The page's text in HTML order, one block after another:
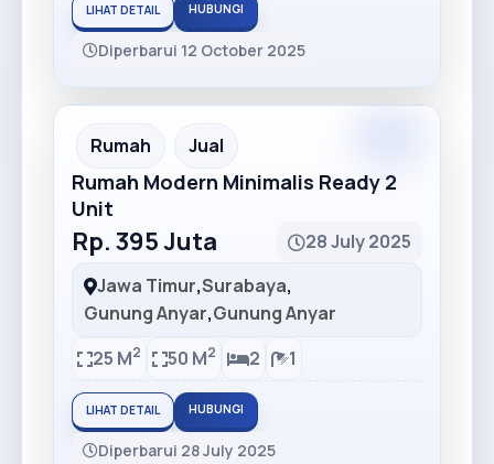
LIHAT DETAIL HUBUNGI
Diperbarui 12 October 2025
Rumah Jual
Rumah Modern Minimalis Ready 2
Unit
Rp. 395 Juta
28 July 2025
Jawa Timur,Surabaya,
Gunung Anyar,Gunung Anyar
25 M2 50 M2 2 1
LIHAT DETAIL HUBUNGI
Diperbarui 28 July 2025